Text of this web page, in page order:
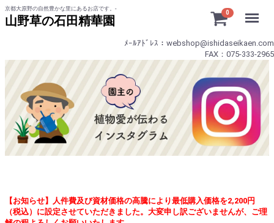
京都大原野の自然豊かな里にあるお店です。-
山野草の石田精華園
0
ﾒｰﾙｱﾄﾞﾚｽ：webshop@ishidaseikaen.com
FAX：075-333-2965
【お知らせ】人件費及び資材価格の高騰により最低購入価格を2,200円
（税込）に設定させていただきました。大変申し訳ございませんが、ご理